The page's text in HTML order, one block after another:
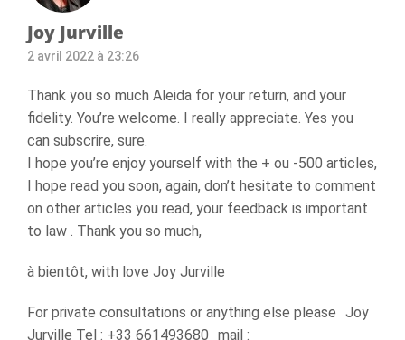
Joy Jurville
2 avril 2022 à 23:26
Thank you so much Aleida for your return, and your
fidelity. You’re welcome. I really appreciate. Yes you
can subscrire, sure.
I hope you’re enjoy yourself with the + ou -500 articles,
I hope read you soon, again, don’t hesitate to comment
on other articles you read, your feedback is important
to law . Thank you so much,
à bientôt, with love Joy Jurville
For private consultations or anything else please Joy
Jurville Tel : +33 661493680 mail :